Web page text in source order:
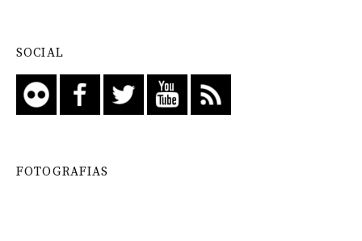
SOCIAL
FOTOGRAFIAS